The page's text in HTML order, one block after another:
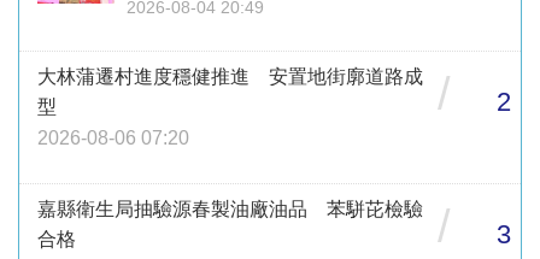
2026-08-04 20:49
大林蒲遷村進度穩健推進 安置地街廓道路成
型
2026-08-06 07:20
/ 2
嘉縣衛生局抽驗源春製油廠油品 苯駢芘檢驗
合格
/ 3